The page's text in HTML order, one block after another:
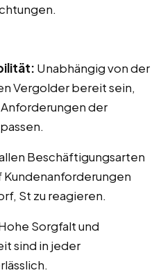
Unabhängig von der
Vergolder bereit sein,
der
Beschäftigungsarten
St zu reagieren.
Sorgfalt und
sind in jeder